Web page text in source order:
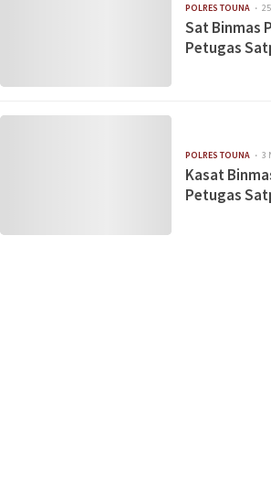
POLRES TOUNA
Sat Binmas
Petugas
POLRES TOUNA 3
Kasat
Petugas